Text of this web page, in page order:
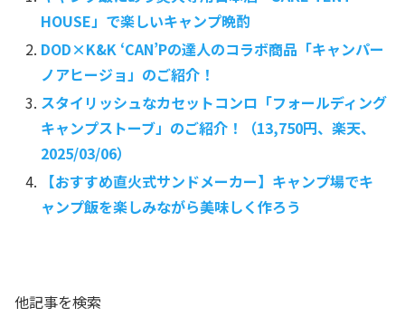
HOUSE」で楽しいキャンプ晩酌
DOD×K&K ‘CAN’Pの達人のコラボ商品「キャンパー
ノアヒージョ」のご紹介！
スタイリッシュなカセットコンロ「フォールディング
キャンプストーブ」のご紹介！（13,750円、楽天、
2025/03/06）
【おすすめ直火式サンドメーカー】キャンプ場でキ
ャンプ飯を楽しみながら美味しく作ろう
他記事を検索